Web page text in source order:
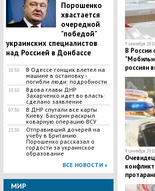
Порошенко
хвастается
очередной
"победой"
украинских специалистов
над Россией в Донбассе
10:50
В Одессе гонщик влетел на
машине в остановку -
погибли люди: подробности
10:10
Вдова главы ДНР
Захарченко идет во власть:
сделано заявление
07:30
В ДНР спутали все карты
Киеву: Басурин раскрыл
коварную операцию ВСУ
23:30
Отправивший дочерей на
учебу в Британию
Порошенко рассказал о
гордости за украинское
образование
ВСЕ НОВОСТИ »
МИР
9 сентября
​В России
россиян
9 сентября
Москве